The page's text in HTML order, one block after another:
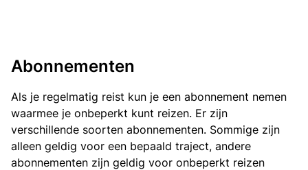
Abonnementen
Als je regelmatig reist kun je een abonnement nemen
waarmee je onbeperkt kunt reizen. Er zijn
verschillende soorten abonnementen. Sommige zijn
alleen geldig voor een bepaald traject, andere
abonnementen zijn geldig voor onbeperkt reizen